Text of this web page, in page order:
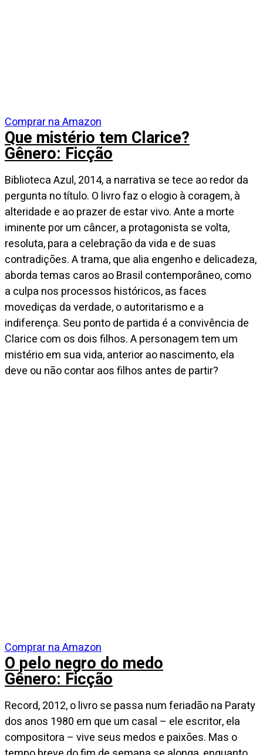
Comprar na Amazon
Que mistério tem Clarice?
Gênero: Ficção
Biblioteca Azul, 2014, a narrativa se tece ao redor da
pergunta no título. O livro faz o elogio à coragem, à
alteridade e ao prazer de estar vivo. Ante a morte
iminente por um câncer, a protagonista se volta,
resoluta, para a celebração da vida e de suas
contradições. A trama, que alia engenho e delicadeza,
aborda temas caros ao Brasil contemporâneo, como
a culpa nos processos históricos, as faces
movediças da verdade, o autoritarismo e a
indiferença. Seu ponto de partida é a convivência de
Clarice com os dois filhos. A personagem tem um
mistério em sua vida, anterior ao nascimento, ela
deve ou não contar aos filhos antes de partir?
Comprar na Amazon
O pelo negro do medo
Gênero: Ficção
Record, 2012, o livro se passa num feriadão na Paraty
dos anos 1980 em que um casal – ele escritor, ela
compositora – vive seus medos e paixões. Mas o